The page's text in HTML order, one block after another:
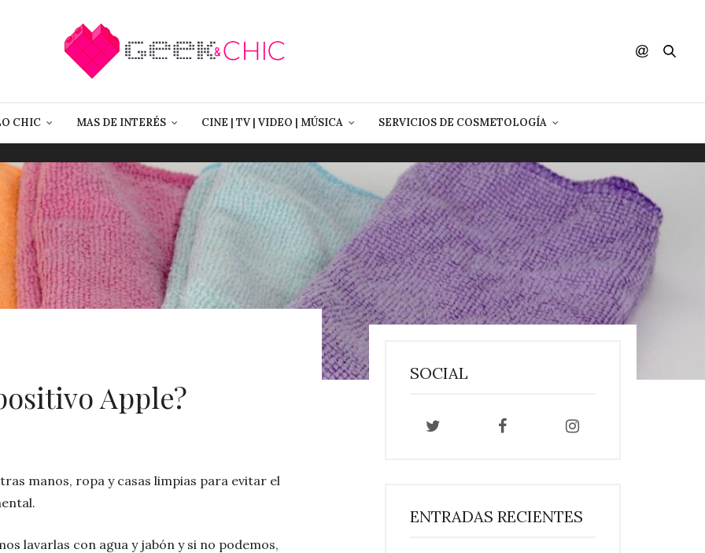
CHIC MAS DE INTERÉS CINE | TV | VIDEO | MÚSICA SERVICIOS DE COSMETOLOGÍA
Apple?
manos, ropa y casas limpias para evitar el
lavarlas con agua y jabón y si no podemos,
SOCIAL
ENTRADAS RECIENTES